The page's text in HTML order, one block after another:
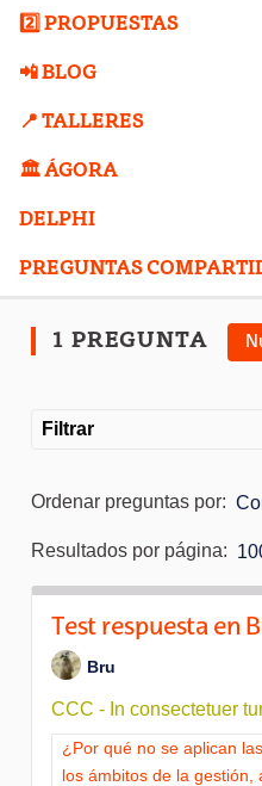
2️⃣ PROPUESTAS
📲 BLOG
📍 TALLERES
🏛️ ÁGORA
DELPHI
PREGUNTAS
1 PREGUNTA
Filtrar
Ordenar preguntas por:
Resultados por página:
Test respuesta en
Bru
CCC - In consectetuer
Resultados al filtrar por
¿Por qué no se aplican
los ámbitos de la gestión,